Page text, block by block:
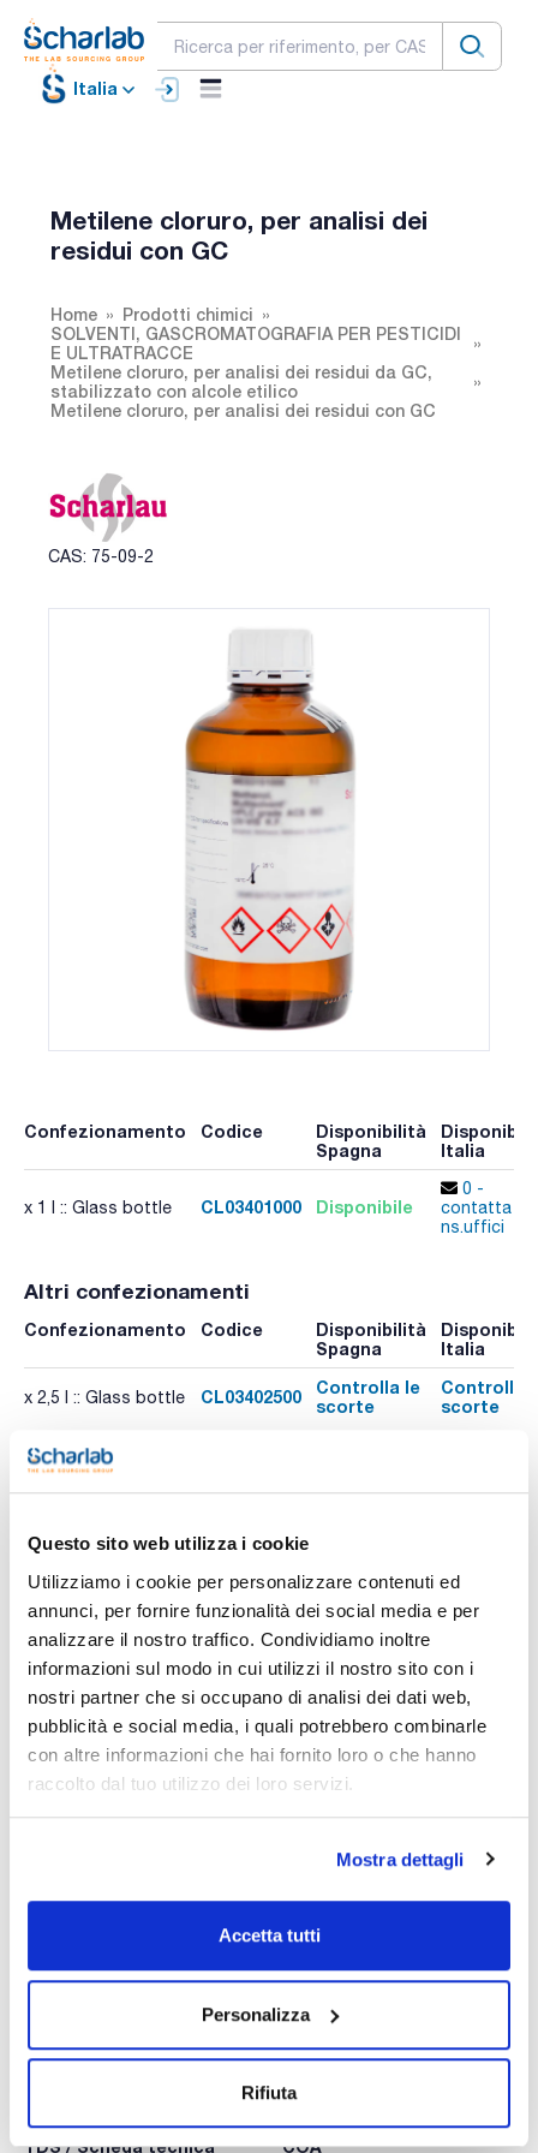
Questo sito web utilizza i cookie
Utilizziamo i cookie per personalizzare contenuti ed
annunci, per fornire funzionalità dei social media e per
analizzare il nostro traffico. Condividiamo inoltre
informazioni sul modo in cui utilizzi il nostro sito con i
nostri partner che si occupano di analisi dei dati web,
pubblicità e social media, i quali potrebbero combinarle
con altre informazioni che hai fornito loro o che hanno
raccolto dal tuo utilizzo dei loro servizi.
Mostra dettagli
Accetta tutti
Personalizza
Rifiuta
Italia
Metilene cloruro, per analisi dei
residui con GC
Home
Prodotti chimici
SOLVENTI, GASCROMATOGRAFIA PER PESTICIDI
E ULTRATRACCE
Metilene cloruro, per analisi dei residui da GC,
stabilizzato con alcole etilico
Metilene cloruro, per analisi dei residui con GC
CAS: 75-09-2
Confezionamento Codice
Disponibilità
Spagna
Italia
x 1 l :: Glass bottle CL03401000 Disponibile
0 -
contatta i
ns.uffici
Altri confezionamenti
Confezionamento Codice
Disponibilità
Spagna
Italia
x 2,5 l :: Glass bottle CL03402500
Controlla le
scorte
Controlla
scorte
Risorse correlate
Pubblicazioni
Capacità : x 1 l
- Synonyms: Methylene chloride, Chloromethylene
- CH2Cl2
- M = 84,93 g/mol
- EINECS-No.: 200-838-9
- Density: 1,32 g/cm3
- Solub. in water: (20 ºC): 20 g/l
- Ignition temp.: 605 ºC
Vedi di più
Documentazione tecnica
TDS / Scheda tecnica
COA